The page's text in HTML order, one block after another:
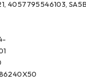
4057795546103,